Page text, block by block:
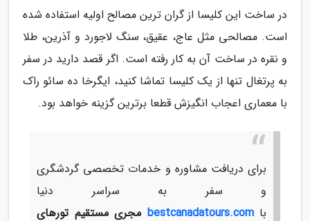
در ساخت این کلیسا از گران ترین مصالح اولیه استفاده شده
است. مصالحی مثل عاج، عقیق، سنگ لاجورد و آذرین، طلا
و نقره در ساخت آن به کار رفته است. اگر قصد دارید در سفر
به پرتغال تنها از یک کلیسا تماشا کنید، ایگرخا ده سائو راک
با معماری اعجاب انگیزش قطعا برترین گزینه خواهد بود.
برای دریافت مشاوره و خدمات تخصصی گردشگری
و سفر به سراسر دنیا
باbestcanadatours.com مجری مستقیم تورهای